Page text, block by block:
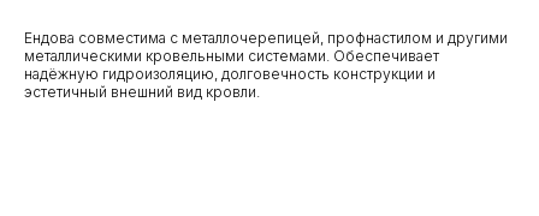
Ендова совместима с металлочерепицей, профнастилом и другими
металлическими кровельными системами. Обеспечивает
надёжную гидроизоляцию, долговечность конструкции и
эстетичный внешний вид кровли.